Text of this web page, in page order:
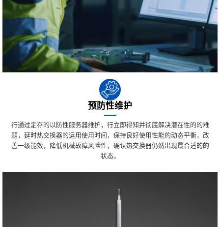
预防性维护
行通过定存的以防性服务器维护，行立即得知并彻底解决潜在性的的难
题，延时热交换器的运用使用时间，保持良好使用性能的动态平衡，改
善一级能效，降低机械故障风险性，确认热交换器仍然出现最合适的的
状态。